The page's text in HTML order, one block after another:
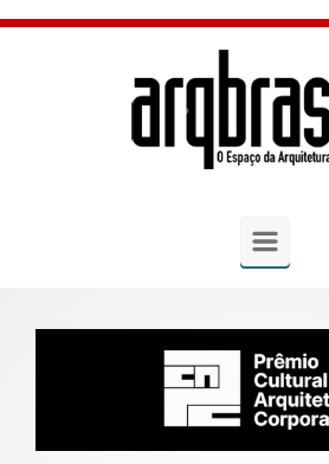
Skip to main content